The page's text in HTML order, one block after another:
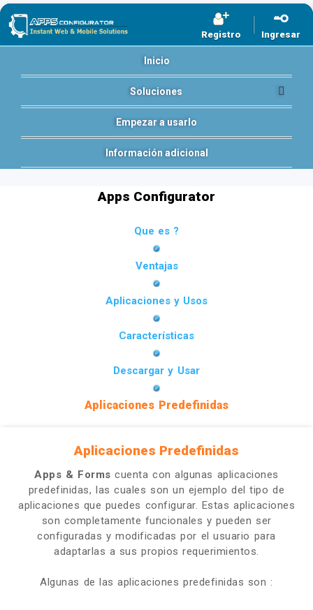
Registro Ingresar
Inicio
Soluciones
Empezar a usarlo
Información adicional
Apps Configurator
Que es ?
Ventajas
Aplicaciones y Usos
Características
Descargar y Usar
Aplicaciones Predefinidas
Aplicaciones Predefinidas
Apps & Forms cuenta con algunas aplicaciones
predefinidas, las cuales son un ejemplo del tipo de
aplicaciones que puedes configurar. Estas aplicaciones
son completamente funcionales y pueden ser
configuradas y modificadas por el usuario para
adaptarlas a sus propios requerimientos.
Algunas de las aplicaciones predefinidas son :